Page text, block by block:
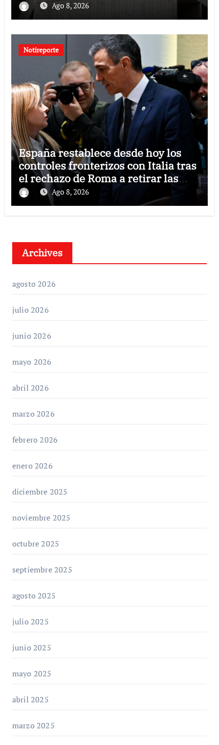
Ago 8, 2026
Notireporte
España restablece desde hoy los
controles fronterizos con Italia tras
el rechazo de Roma a retirar las
restricciones
Ago 8, 2026
Archives
agosto 2026
julio 2026
junio 2026
mayo 2026
abril 2026
marzo 2026
febrero 2026
enero 2026
diciembre 2025
noviembre 2025
octubre 2025
septiembre 2025
agosto 2025
julio 2025
junio 2025
mayo 2025
abril 2025
marzo 2025